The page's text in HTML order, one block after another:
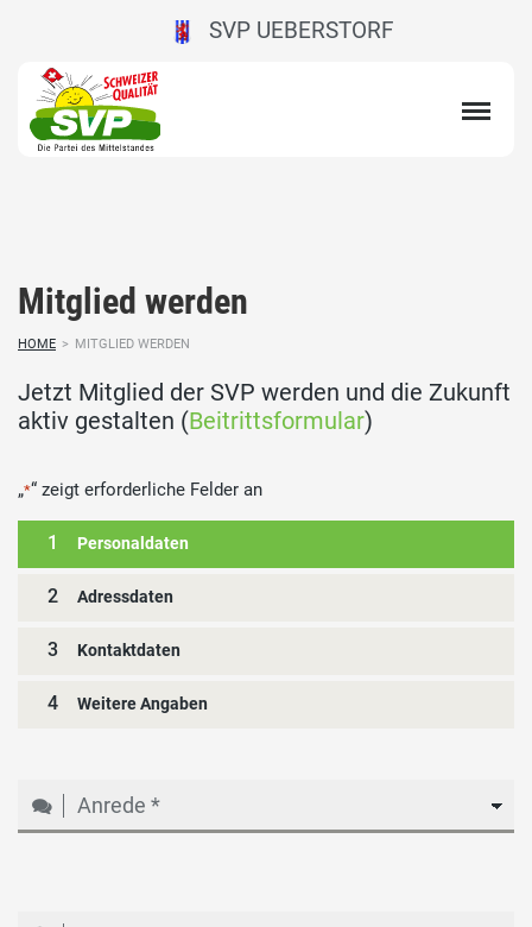
SVP UEBERSTORF
Mitglied werden
HOME > MITGLIED WERDEN
Jetzt Mitglied der SVP werden und die Zukunft
aktiv gestalten (Beitrittsformular)
„*“ zeigt erforderliche Felder an
1 Personaldaten
2 Adressdaten
3 Kontaktdaten
4 Weitere Angaben